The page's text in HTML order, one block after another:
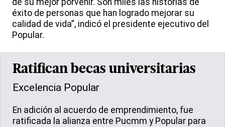
de su mejor porvenir. Son miles las historias de
éxito de personas que han logrado mejorar su
calidad de vida”, indicó el presidente ejecutivo del
Popular.
Ratifican becas universitarias
Excelencia Popular
En adición al acuerdo de emprendimiento, fue
ratificada la alianza entre Pucmm y Popular para